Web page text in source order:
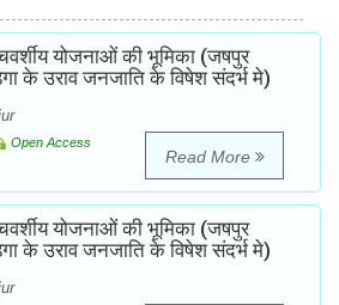
योजनाओं की भूमिका (जषपुर
के उराव जनजाति के विषेश संदर्भ मे)
Open Access
Read More
योजनाओं की भूमिका (जषपुर
के उराव जनजाति के विषेश संदर्भ मे)